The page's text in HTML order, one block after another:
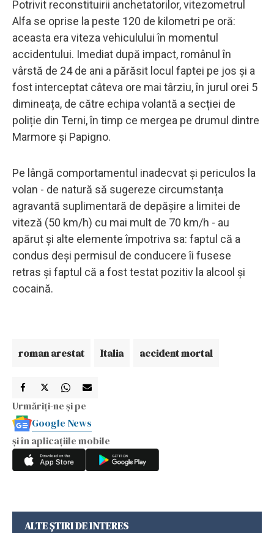
Potrivit reconstituirii anchetatorilor, vitezometrul
Alfa se oprise la peste 120 de kilometri pe oră:
aceasta era viteza vehiculului în momentul
accidentului. Imediat după impact, românul în
vârstă de 24 de ani a părăsit locul faptei pe jos și a
fost interceptat câteva ore mai târziu, în jurul orei 5
dimineața, de către echipa volantă a secției de
poliție din Terni, în timp ce mergea pe drumul dintre
Marmore și Papigno.
Pe lângă comportamentul inadecvat și periculos la
volan - de natură să sugereze circumstanța
agravantă suplimentară de depășire a limitei de
viteză (50 km/h) cu mai mult de 70 km/h - au
apărut și alte elemente împotriva sa: faptul că a
condus deși permisul de conducere îi fusese
retras și faptul că a fost testat pozitiv la alcool și
cocaină.
roman arestat Italia accident mortal
Urmăriți-ne și pe
Google News
și în aplicațiile mobile
ALTE ȘTIRI DE INTERES